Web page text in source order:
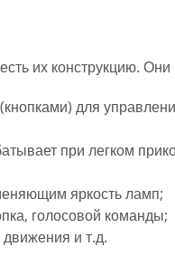
их конструкцию. Они
для
при легком
яркость ламп;
голосовой команды;
и т.д.